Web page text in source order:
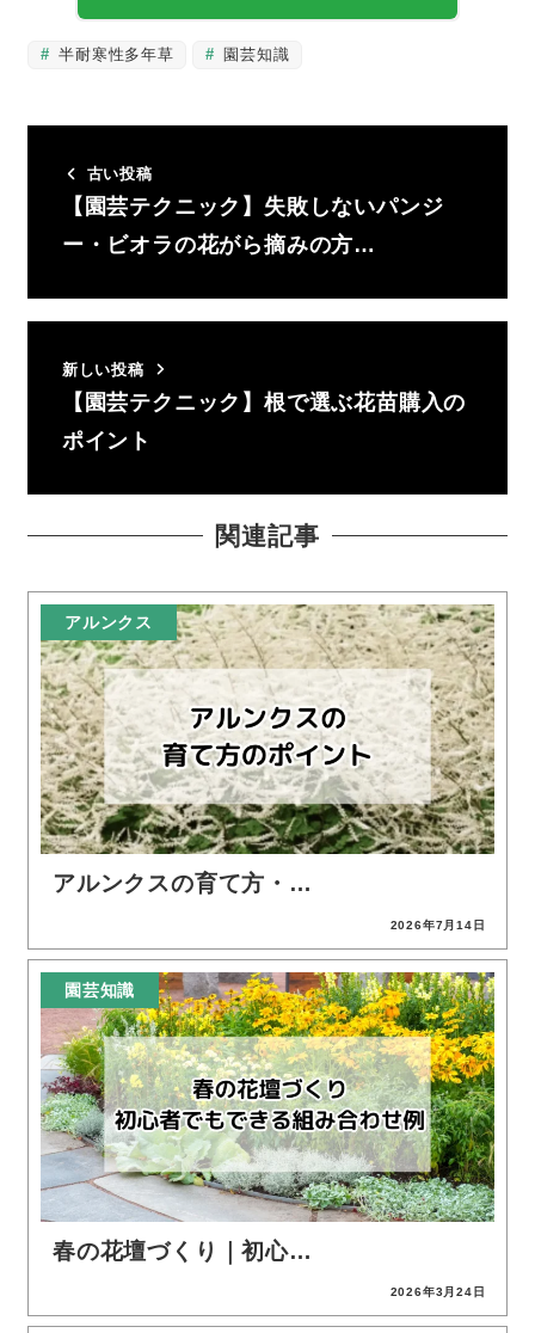
半耐寒性多年草 園芸知識
古い投稿
【園芸テクニック】失敗しないパンジ
ー・ビオラの花がら摘みの方…
新しい投稿
【園芸テクニック】根で選ぶ花苗購入の
ポイント
関連記事
アルンクス
アルンクスの育て方・…
2026年7月14日
園芸知識
春の花壇づくり｜初心…
2026年3月24日